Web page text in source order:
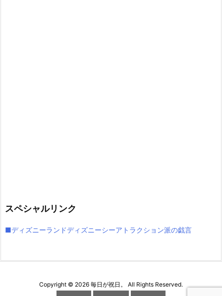
スペシャルリンク
■ディズニーランドディズニーシーアトラクション派の戯言
Copyright © 2026 毎日が祝日。 All Rights Reserved.